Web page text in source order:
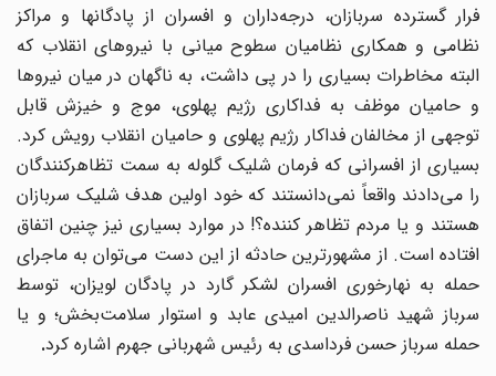
فرار گسترده سربازان، درجه‌داران و افسران از پادگانها و مراکز
نظامی و همکاری نظامیان سطوح میانی با نیروهای انقلاب که
البته مخاطرات بسیاری را در پی داشت، به ناگهان در میان نیروها
و حامیان موظف به فداکاری رژیم پهلوی، موج و خیزش قابل
توجهی از مخالفان فداکار رژیم پهلوی و حامیان انقلاب رویش کرد.
بسیاری از افسرانی که فرمان شلیک گلوله به سمت تظاهرکنندگان
را می‌دادند واقعاً نمی‌دانستند که خود اولین هدف شلیک سربازان
هستند و یا مردم تظاهر کننده؟! در موارد بسیاری نیز چنین اتفاق
افتاده است. از مشهورترین حادثه از این دست می‌توان به ماجرای
حمله به نهارخوری افسران لشکر گارد در پادگان لویزان، توسط
سرباز شهید ناصرالدین امیدی عابد و استوار سلامت‌بخش؛ و یا
حمله سرباز حسن فرداسدی به رئیس شهربانی جهرم اشاره کرد.